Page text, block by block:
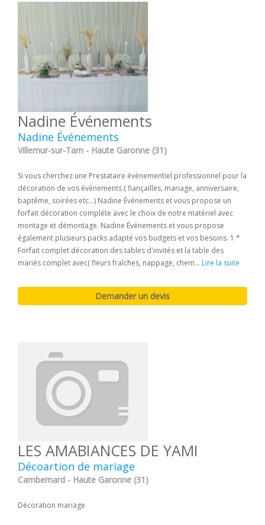
Nadine Événements
Nadine Événements
Villemur-sur-Tarn - Haute Garonne (31)
Si vous cherchez une Prestataire événementiel professionnel pour la
décoration de vos événements ( fiançailles, mariage, anniversaire,
baptême, soirées etc...) Nadine Événements et vous propose un
forfait décoration complète avec le choix de notre matériel avec
montage et démontage. Nadine Événements et vous propose
également plusieurs packs adapté vos budgets et vos besoins. 1 *
Forfait complet décoration des tables d'invités et la table des
mariés complet avec( fleurs fraîches, nappage, chem... Lire la suite
LES AMABIANCES DE YAMI
Décoartion de mariage
Cambernard - Haute Garonne (31)
Décoration mariage